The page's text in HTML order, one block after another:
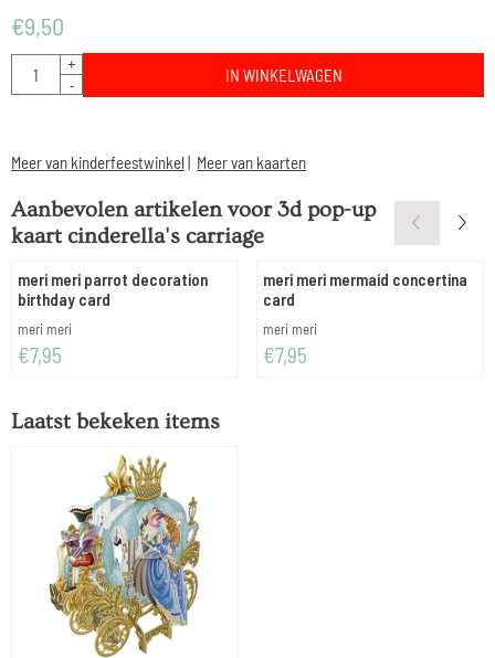
€9,50
Aantal
+
-
IN WINKELWAGEN
Meer van kinderfeestwinkel | Meer van kaarten
Aanbevolen artikelen voor3d pop-up
kaart cinderella's carriage
meri meri parrot decoration
birthday card
Merk:
meri meri
Prijs: 7,95
€7,95
meri meri mermaid concertina
card
Merk:
meri meri
Prijs: 7,95
€7,95
Laatst bekeken items